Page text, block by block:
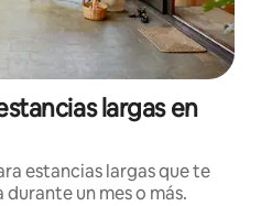
largas en
estancias largas que te
un mes o más.